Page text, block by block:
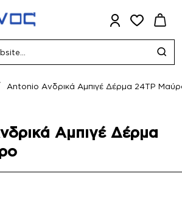
Αμπιγέ Δέρμα
Antonio Ανδρικά Αμπιγέ Δέρμα 24TP